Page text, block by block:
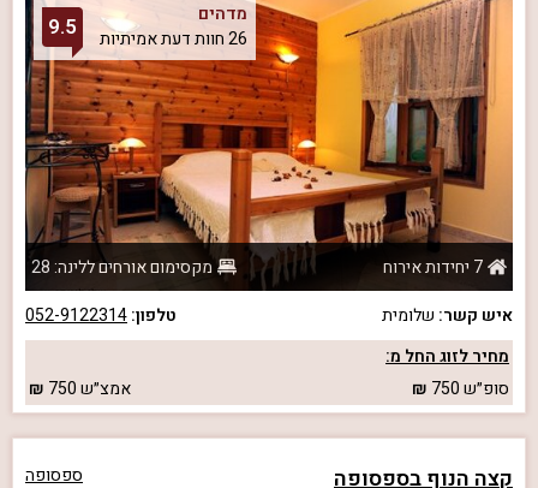
מדהים
26 חוות דעת אמיתיות
9.5
7 יחידות אירוח
מקסימום אורחים ללינה: 28
איש קשר: שלומית טלפון:052-9122314
מחיר לזוג החל מ:
סופ״ש750 אמצ״ש750
קצה הנוף בספסופה ספסופה